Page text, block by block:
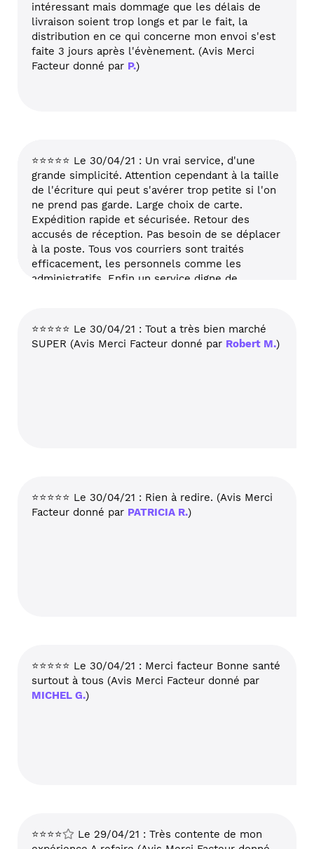
intéressant mais dommage que les délais de
livraison soient trop longs et par le fait, la
distribution en ce qui concerne mon envoi s'est
faite 3 jours après l'évènement. (Avis Merci
Facteur donné par P.)
⭐⭐⭐⭐⭐ Le 30/04/21 : Un vrai service, d'une
grande simplicité. Attention cependant à la taille
de l'écriture qui peut s'avérer trop petite si l'on
ne prend pas garde. Large choix de carte.
Expédition rapide et sécurisée. Retour des
accusés de réception. Pas besoin de se déplacer
à la poste. Tous vos courriers sont traités
efficacement, les personnels comme les
administratifs. Enfin un service digne de
ceux qui auront la chance de vous découvrir.
(Avis Merci Facteur donné par
Caron Yvonnet M.)
⭐⭐⭐⭐⭐ Le 30/04/21 : Tout a très bien marché
SUPER (Avis Merci Facteur donné par Robert M.)
⭐⭐⭐⭐⭐ Le 30/04/21 : Rien à redire. (Avis Merci
Facteur donné par PATRICIA R.)
⭐⭐⭐⭐⭐ Le 30/04/21 : Merci facteur Bonne santé
surtout à tous (Avis Merci Facteur donné par
MICHEL G.)
⭐⭐⭐⭐
Le 29/04/21 : Très contente de mon